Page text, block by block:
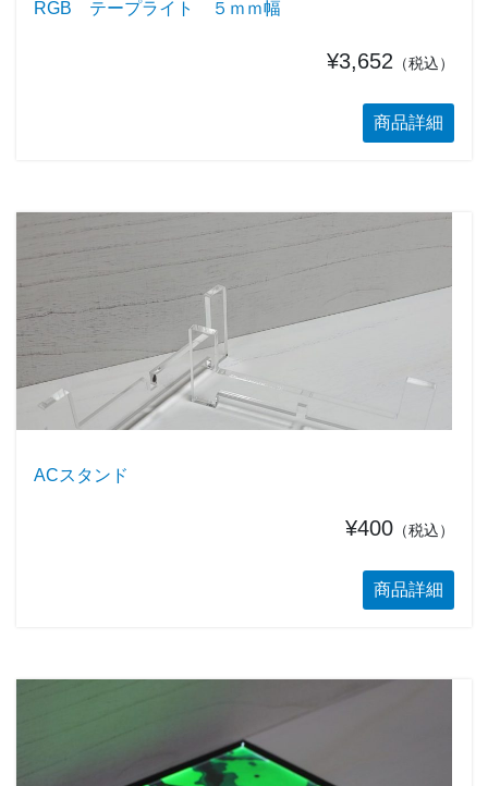
RGB テープライト ５ｍｍ幅
¥3,652 （税込）
商品詳細
ACスタンド
¥400 （税込）
商品詳細